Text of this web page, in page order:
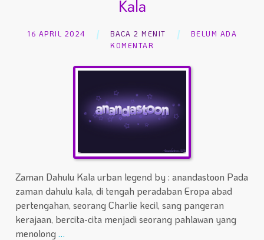
Kala
16 APRIL 2024 BACA 2 MENIT
BELUM ADA
KOMENTAR
Zaman Dahulu Kala urban legend by : anandastoon Pada
zaman dahulu kala, di tengah peradaban Eropa abad
pertengahan, seorang Charlie kecil, sang pangeran
kerajaan, bercita-cita menjadi seorang pahlawan yang
menolong…